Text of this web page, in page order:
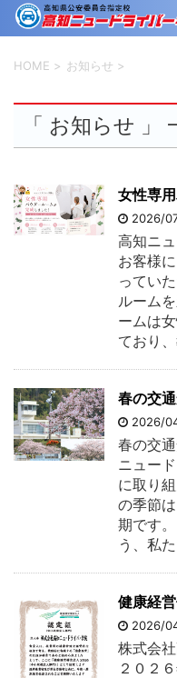
HOME > お知らせ >
「 お知らせ 」
女性専
2026/
高知ニ
お客様
ってい
ルーム
ームは
ており
春の交
2026/
春の交
ニュー
に取り
の季節
期です
う、私
健康経
2026/
株式会
２０２